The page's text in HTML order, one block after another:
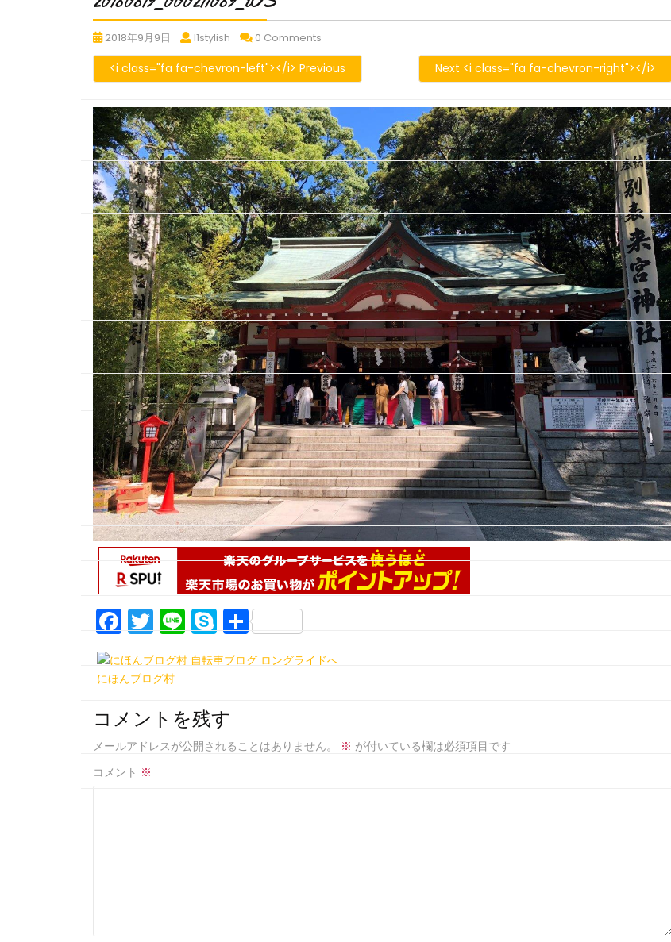
2018年9月9日 20180819_000211089_iOS
l1stylish 20180819_000211089_iOS
0 Comments
<i class="fa fa-chevron-left"></i> Previous Next <i class="fa fa-chevron-right"></i>
F
a
c
b
o
o
T
w
itt
Li
n
e
S
k
y
e
共
有
にほんブログ村
コメントを残す
メールアドレスが公開されることはありません。 ※ が付いている欄は必須項目です
コメント ※